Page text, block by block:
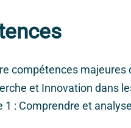
compétences majeures
et Innovation dans
1 : Comprendre et